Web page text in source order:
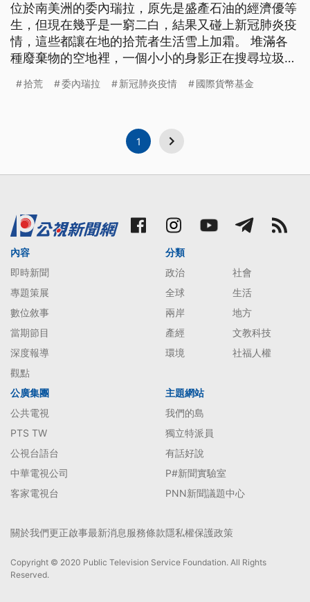
位於南美洲的委內瑞拉，原先是盛產石油的經濟優等
生，但現在幾乎是一窮二白，結果又碰上新冠肺炎疫
情，這些都讓在地的拾荒者生活雪上加霜。 堆滿各
種廢棄物的空地裡，一個小小的身影正在搜尋垃圾堆
東西。16歲的布里托繼承了家族三代相傳的拾荒工
故總統查維茲到現任的馬杜羅，2
拾荒 委內瑞拉 新冠肺炎疫情 國際貨幣基金
1
內容
即時新聞
專題策展
數位敘事
當期節目
深度報導
觀點
分類
政治
社會
全球
生活
兩岸
地方
產經
文教科技
環境
社福人權
公廣集團
公共電視
PTS TW
公視台語台
中華電視公司
客家電視台
主題網站
我們的島
獨立特派員
有話好說
P#新聞實驗室
PNN新聞議題中心
關於我們更正啟事最新消息服務條款隱私權保護政策
Copyright © 2020 Public Television Service Foundation. All Rights
Reserved.